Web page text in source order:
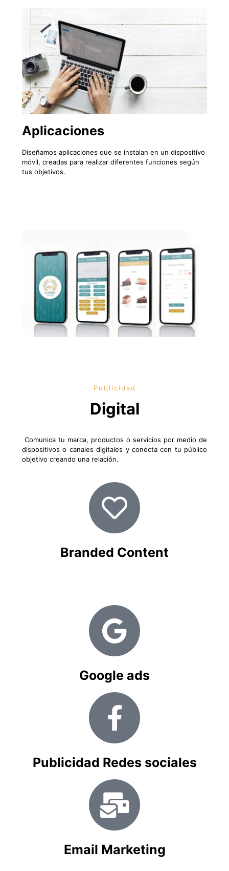
Aplicaciones
Diseñamos aplicaciones que se instalan en un dispositivo
móvil, creadas para realizar diferentes funciones según
tus objetivos.
Publicidad
Digital
Comunica tu marca, productos o servicios por medio de
dispositivos o canales digitales y conecta con tu público
objetivo creando una relación.
Branded Content
Google ads
Publicidad Redes sociales
Email Marketing